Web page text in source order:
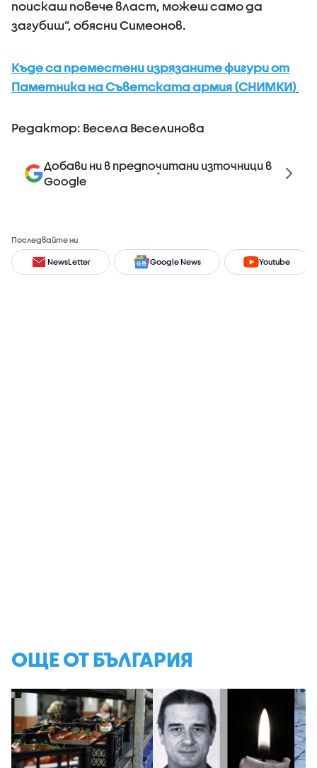
поискаш повече власт, можеш само да
загубиш”, обясни Симеонов.
Къде са преместени изрязаните фигури от
Паметника на Съветската армия (СНИМКИ)
Редактор: Весела Веселинова
Добави ни в предпочитани източници в
Google
Последвайте ни
NewsLetter Google News Youtube
ОЩЕ ОТ БЪЛГАРИЯ